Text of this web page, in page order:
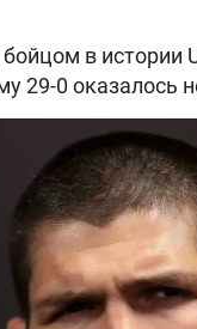
в истории
29-0 оказалось